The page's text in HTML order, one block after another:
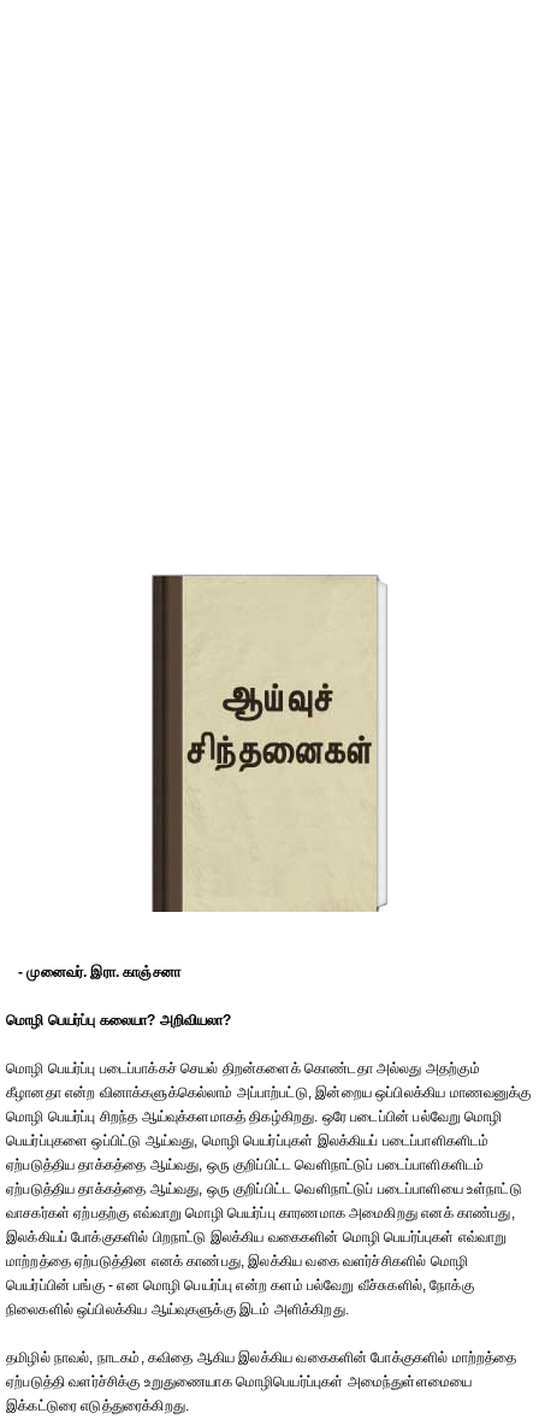
- முனைவர். இரா. காஞ்சனா
மொழி பெயர்ப்பு கலையா? அறிவியலா?
மொழி பெயர்ப்பு படைப்பாக்கச் செயல் திறன்களைக் கொண்டதா அல்லது அதற்கும்
கீழானதா என்ற வினாக்களுக்கெல்லாம் அப்பாற்பட்டு, இன்றைய ஒப்பிலக்கிய மாணவனுக்கு
மொழி பெயர்ப்பு சிறந்த ஆய்வுக்களமாகத் திகழ்கிறது. ஒரே படைப்பின் பல்வேறு மொழி
பெயர்ப்புகளை ஒப்பிட்டு ஆய்வது, மொழி பெயர்ப்புகள் இலக்கியப் படைப்பாளிகளிடம்
ஏற்படுத்திய தாக்கத்தை ஆய்வது, ஒரு குறிப்பிட்ட வெளிநாட்டுப் படைப்பாளிகளிடம்
ஏற்படுத்திய தாக்கத்தை ஆய்வது, ஒரு குறிப்பிட்ட வெளிநாட்டுப் படைப்பாளியை உள்நாட்டு
வாசகர்கள் ஏற்பதற்கு எவ்வாறு மொழி பெயர்ப்பு காரணமாக அமைகிறது எனக் காண்பது,
இலக்கியப் போக்குகளில் பிறநாட்டு இலக்கிய வகைகளின் மொழி பெயர்ப்புகள் எவ்வாறு
மாற்றத்தை ஏற்படுத்தின எனக் காண்பது, இலக்கிய வகை வளர்ச்சிகளில் மொழி
பெயர்ப்பின் பங்கு - என மொழி பெயர்ப்பு என்ற களம் பல்வேறு வீச்சுகளில், நோக்கு
நிலைகளில் ஒப்பிலக்கிய ஆய்வுகளுக்கு இடம் அளிக்கிறது.
தமிழில் நாவல், நாடகம், கவிதை ஆகிய இலக்கிய வகைகளின் போக்குகளில் மாற்றத்தை
ஏற்படுத்தி வளர்ச்சிக்கு உறுதுணையாக மொழிபெயர்ப்புகள் அமைந்துள்ளமையை
இக்கட்டுரை எடுத்துரைக்கிறது.